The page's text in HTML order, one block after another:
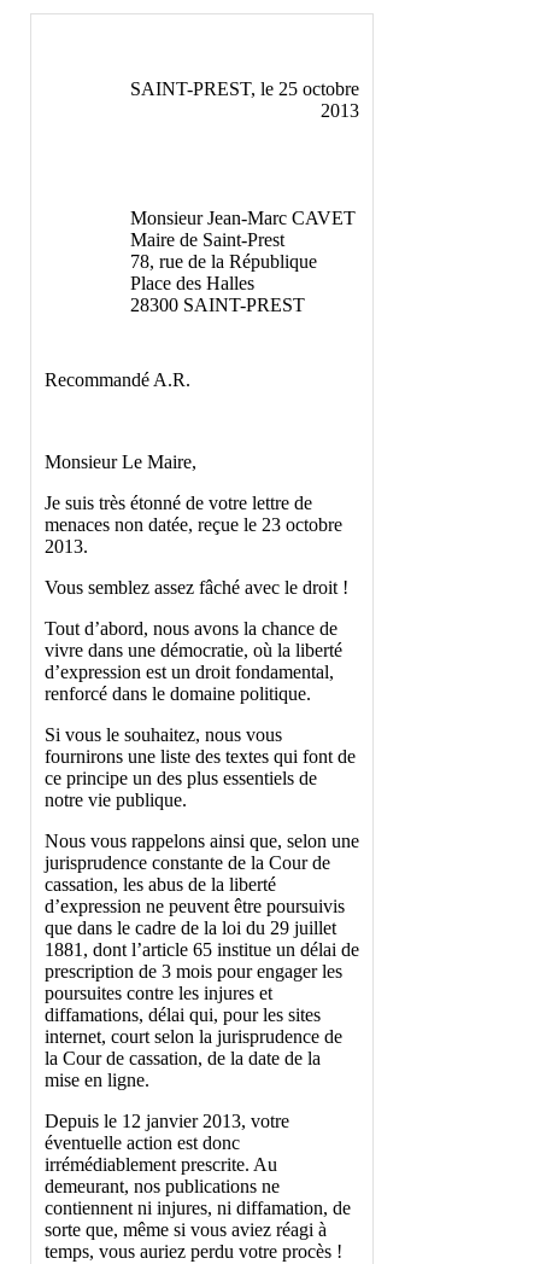
SAINT-PREST, le 25 octobre
2013
Monsieur Jean-Marc CAVET
Maire de Saint-Prest
78, rue de la République
Place des Halles
28300 SAINT-PREST
Recommandé A.R.
Monsieur Le Maire,
Je suis très étonné de votre lettre de
menaces non datée, reçue le 23 octobre
2013.
Vous semblez assez fâché avec le droit !
Tout d’abord, nous avons la chance de
vivre dans une démocratie, où la liberté
d’expression est un droit fondamental,
renforcé dans le domaine politique.
Si vous le souhaitez, nous vous
fournirons une liste des textes qui font de
ce principe un des plus essentiels de
notre vie publique.
Nous vous rappelons ainsi que, selon une
jurisprudence constante de la Cour de
cassation, les abus de la liberté
d’expression ne peuvent être poursuivis
que dans le cadre de la loi du 29 juillet
1881, dont l’article 65 institue un délai de
prescription de 3 mois pour engager les
poursuites contre les injures et
diffamations, délai qui, pour les sites
internet, court selon la jurisprudence de
la Cour de cassation, de la date de la
mise en ligne.
Depuis le 12 janvier 2013, votre
éventuelle action est donc
irrémédiablement prescrite. Au
demeurant, nos publications ne
contiennent ni injures, ni diffamation, de
sorte que, même si vous aviez réagi à
temps, vous auriez perdu votre procès !